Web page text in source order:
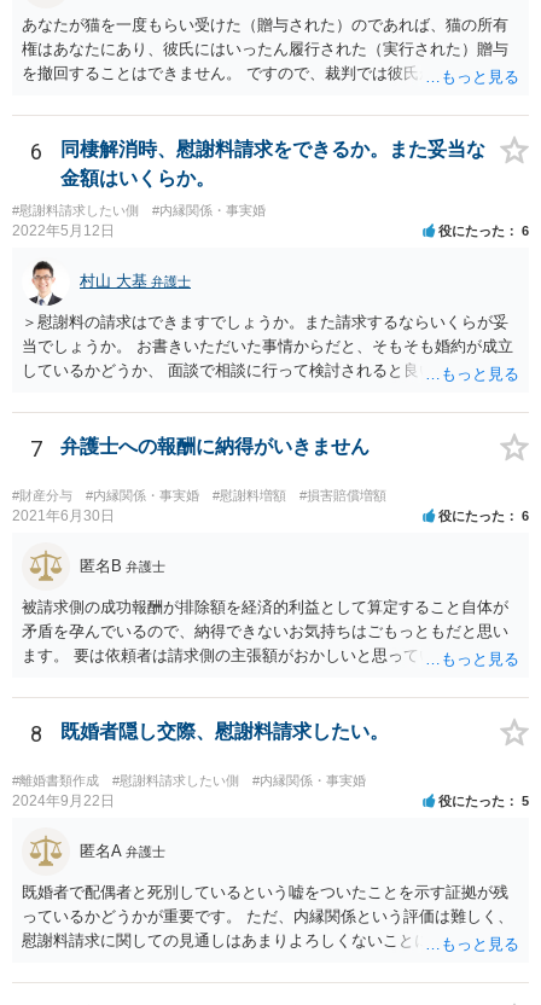
あなたが猫を一度もらい受けた（贈与された）のであれば、猫の所有
権はあなたにあり、彼氏にはいったん履行された（実行された）贈与
を撤回することはできません。 ですので、裁判では彼氏が勝つことは
の事情からははっきりしませんので、早めに弁護士に面談相談する方
がいいでしょう。 場合によっては弁護士名で通知等出してもらうほう
がいいかもしれません。
6
同棲解消時、慰謝料請求をできるか。また妥当な
金額はいくらか。
#慰謝料請求したい側 #内縁関係・事実婚
2022年5月12日 役にたった 6
村山 大基 弁護士
＞慰謝料の請求はできますでしょうか。また請求するならいくらが妥
当でしょうか。 お書きいただいた事情からだと、そもそも婚約が成立
しているかどうか、 面談で相談に行って検討されると良いと思いま
あるからです。 他方で、実際問題として同棲のために金銭的不利益が
生じているので、 厳密に婚約が成立しているかどうかは別として、話
す。 相手としても、裁判までして争って支払いゼロを目指すよりは、
一定額を支払って円満に解決したいと考える可能性はあります。
7 弁護士への報酬に納得がいきません
#財産分与 #内縁関係・事実婚 #慰謝料増額 #損害賠償増額
2021年6月30日 役にたった 6
匿名B 弁護士
被請求側の成功報酬が排除額を経済的利益として算定すること自体が
矛盾を孕んでいるので、納得できないお気持ちはごもっともだと思い
ます。 要は依頼者は請求側の主張額がおかしいと思っているからこそ
しておきながら、成功報酬の請求の段になるとその「おかしい」請求
側の主張額を基準にして排除額を経済的利益として成功報酬を算定す
す。 ですので、被請求側の弁護士は、タイムチャージを併用したり、
対応継続月毎に報酬を受けたり、出廷日当で調整したり、できるだけ
いますが、そうなってくると弁護士に勝訴インセンティブが働きにく
センティブも確保するためには、請求側の主張額を鵜呑みにした排除
額ベースとするのではなく、弁護士として反対の立場であれば、２～
３割くらいの確率で認められそうな金額がいくらくらいかを提示した
8 既婚者隠し交際、慰謝料請求したい。
#離婚書類作成 #慰謝料請求したい側 #内縁関係・事実婚
2024年9月22日 役にたった 5
匿名A 弁護士
既婚者で配偶者と死別しているという嘘をついたことを示す証拠が残
っているかどうかが重要です。 ただ、内縁関係という評価は難しく、
慰謝料請求に関しての見通しはあまりよろしくないことにご留意なさ